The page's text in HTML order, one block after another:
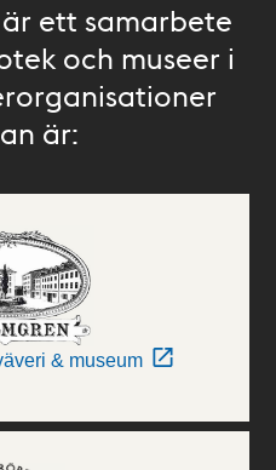
ett samarbete
och museer i
är:
& museum